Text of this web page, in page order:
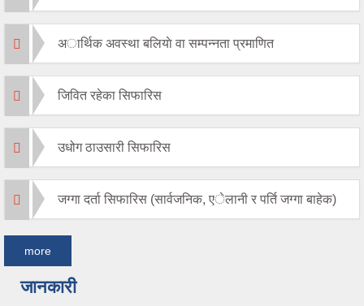
अार्थिक अवस्था बलियाे वा सम्पन्नता प्रमाणित
जिवित रहेका सिफारिस
उधोग ठाउसारी सिफारिस
जग्गा दर्ता सिफारिस (सार्वजनिक, एेलानी र पर्ति जग्गा बाहेक)
more
जानकारी